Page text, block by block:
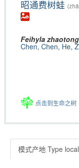
昭通费树蛙
Feihyla
Chen, Chen, He,
点击到生命之树
模式产地 Type